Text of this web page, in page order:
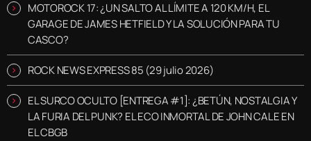
MOTOROCK 17: ¿UN SALTO AL LÍMITE A 120 KM/H, EL
GARAGE DE JAMES HETFIELD Y LA SOLUCIÓN PARA TU
CASCO?
ROCK NEWS EXPRESS 85 (29 julio 2026)
EL SURCO OCULTO [ENTREGA #1]: ¿BETÚN, NOSTALGIA Y
LA FURIA DEL PUNK? EL ECO INMORTAL DE JOHN CALE EN
EL CBGB